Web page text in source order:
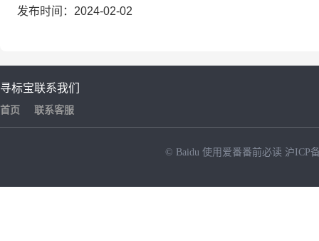
发布时间：2024-02-02
寻标宝
首页
联系我们
联系客服
© Baidu 使用爱番番前必读 沪ICP